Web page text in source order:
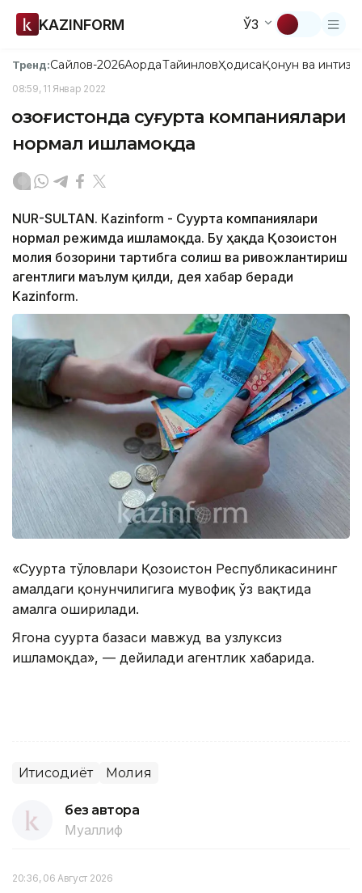
KAZINFORM ЎЗ
Тренд:Сайлов-2026АқордаТайинловҲодисаҚонун ва
08:59, 11 Январ 2022
Қозоғистонда суғурта компаниялари
нормал ишламоқда
NUR-SULTAN. Кazinform - Суғурта компаниялари
нормал режимда ишламоқда. Бу ҳақда Қозоғистон
молия бозорини тартибга солиш ва ривожлантириш
агентлиги маълум қилди, дея хабар беради
Kazinform.
«Суғурта тўловлари Қозоғистон Республикасининг
амалдаги қонунчилигига мувофиқ ўз вақтида
амалга оширилади.
Ягона суғурта базаси мавжуд ва узлуксиз
ишламоқда», — дейилади агентлик хабарида.
Иқтисодиёт Молия
без автора
Муаллиф
20:36, 06 Август 2026